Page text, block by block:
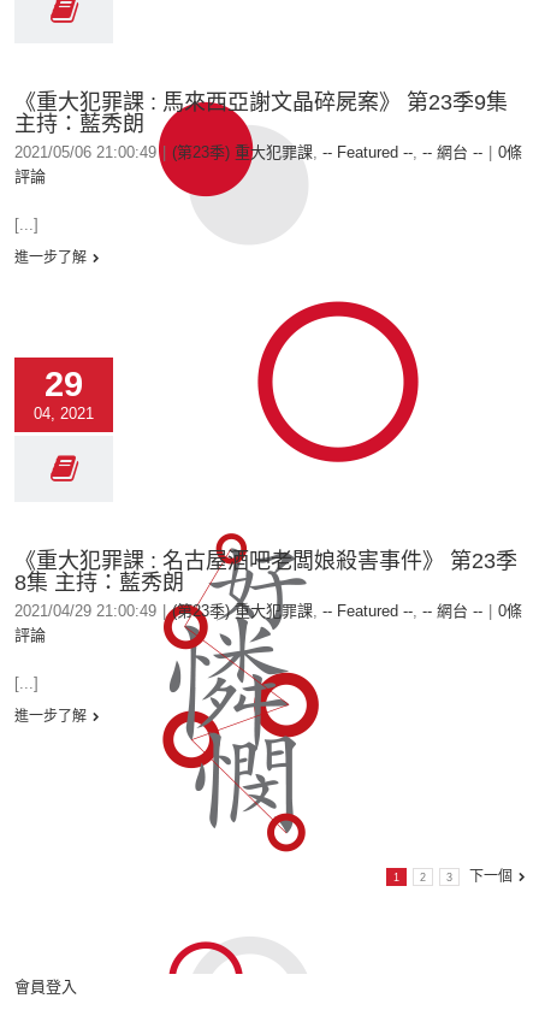
《重大犯罪課 : 馬來西亞謝文晶碎屍案》 第23季9集
主持：藍秀朗
2021/05/06 21:00:49 (第23季) 重大犯罪課, -- Featured --, -- 網台 --
0條
評論
[...]
進一步了解
29
04, 2021
《重大犯罪課 : 名古屋酒吧老闆娘殺害事件》 第23季
8集 主持：藍秀朗
2021/04/29 21:00:49 (第23季) 重大犯罪課, -- Featured --, -- 網台 --
0條
評論
[...]
進一步了解
1 2 3 下一個
會員登入